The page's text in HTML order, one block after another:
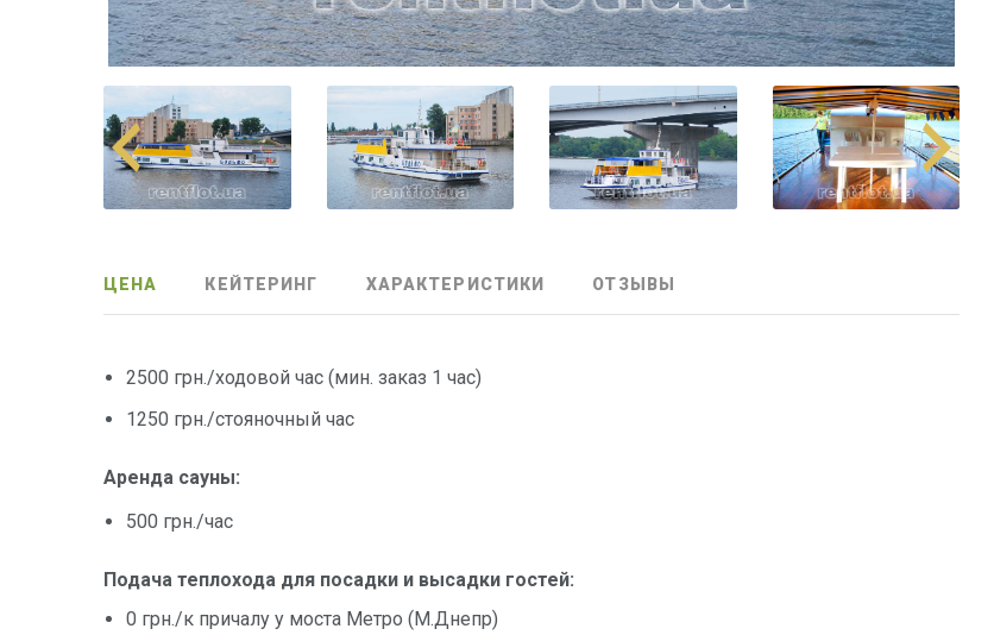
ЦЕНА КЕЙТЕРИНГ ХАРАКТЕРИСТИКИ ОТЗЫВЫ
2500 грн./ходовой час (мин. заказ 1 час)
1250 грн./стояночный час
Аренда сауны:
500 грн./час
Подача теплохода для посадки и высадки гостей:
0 грн./к причалу у моста Метро (М.Днепр)